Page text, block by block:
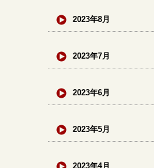
2023年8月
2023年7月
2023年6月
2023年5月
2023年4月